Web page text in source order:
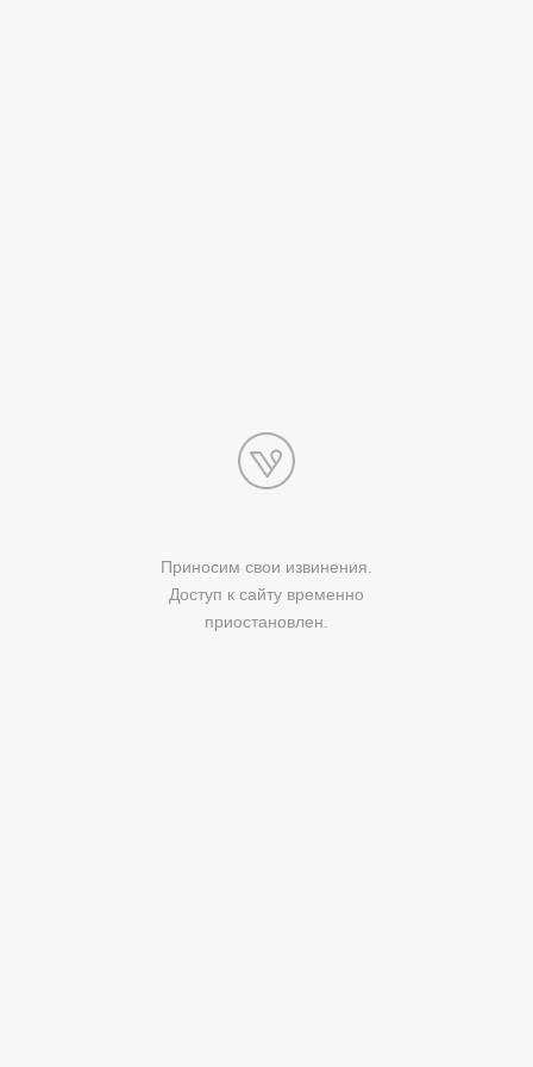
Приносим свои извинения.
Доступ к сайту временно
приостановлен.